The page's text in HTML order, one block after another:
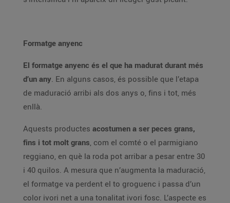
Formatge anyenc
El formatge anyenc és el que ha madurat durant més
d’un any. En alguns casos, és possible que l’etapa
de maduració arribi als dos anys o, fins i tot, més
enllà.
Aquests productes acostumen a ser peces grans,
fins i tot molt grans, com el comté o el parmigiano
reggiano, en què la roda pot arribar a pesar entre 30
i 40 quilos. A mesura que n’augmenta la maduració,
el formatge va perdent el to groguenc i passa d’un
color ivori net a una tonalitat ivori fosc. L’aspecte es